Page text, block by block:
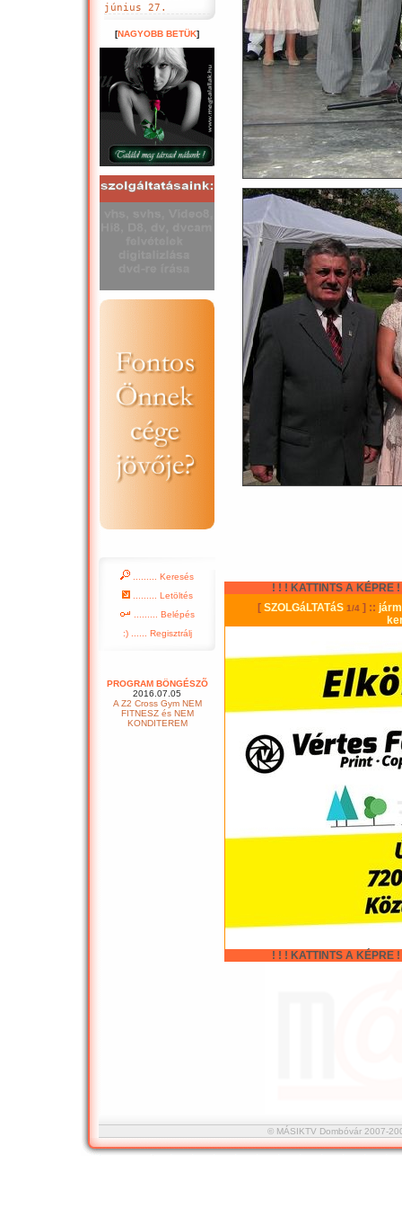
! ! ! KATTINTS A KÉPRE
! ! ! KATTINTS A KÉPRE
június 27.
[NAGYOBB BETÜK]
......... Keresés
......... Letöltés
......... Belépés
:) ...... Regisztrálj
PROGRAM BÖNGÉSZÕ
2016.07.05
A Z2 Cross Gym NEM
FITNESZ és NEM
KONDITEREM
© MÁSIKTV Dombóvár 2007-